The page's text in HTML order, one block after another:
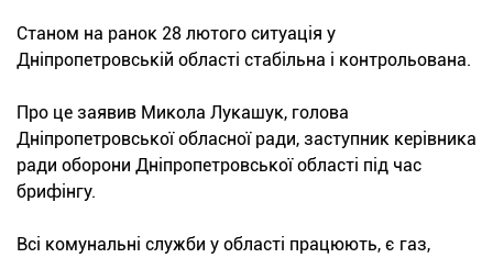
Станом на ранок 28 лютого ситуація у
Дніпропетровській області стабільна і контрольована.
Про це заявив Микола Лукашук, голова
Дніпропетровської обласної ради, заступник керівника
ради оборони Дніпропетровської області під час
брифінгу.
Всі комунальні служби у області працюють, є газ,